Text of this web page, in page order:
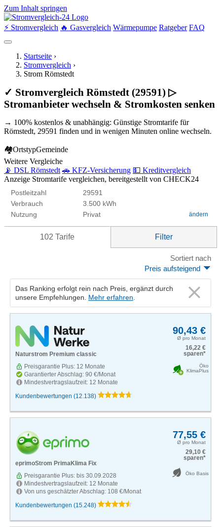
Zum Inhalt springen
⚡ Stromvergleich 🔥 Gasvergleich Wärmepumpe Ratgeber FAQ
Startseite ›
Stromvergleich ›
Strom Römstedt
✓ Stromvergleich Römstedt (29591) ▷
Stromanbieter wechseln & Stromkosten senken
→ 100% kostenlos & unabhängig: Günstige Stromtarife für
Römstedt, 29591 finden und in wenigen Minuten online wechseln.
🏘OrtstypGemeinde
Weitere Vergleiche
📡 DSL Römstedt 🚗 KFZ-Versicherung 💵 Kreditvergleich
Anzeige Stromtarife vergleichen, bereitgestellt von CHECK24